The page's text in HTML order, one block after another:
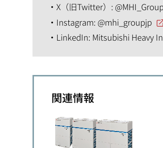
X（旧Twitter）:
Instagram: @mhi_groupjp
LinkedIn: Mitsubishi Heavy
関連情報